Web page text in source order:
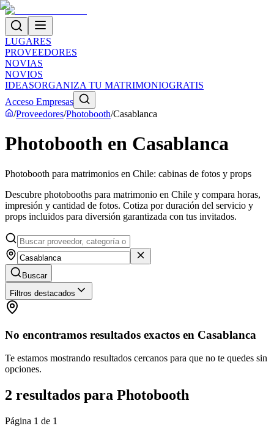
LUGARES
PROVEEDORES
NOVIAS
NOVIOS
IDEASORGANIZA TU MATRIMONIOGRATIS
Acceso Empresas
/Proveedores/Photobooth/Casablanca
Photobooth en Casablanca
Photobooth para matrimonios en Chile: cabinas de fotos y props
Descubre photobooths para matrimonio en Chile y compara horas,
impresión y cantidad de fotos. Cotiza por duración del servicio y
props incluidos para diversión garantizada con tus invitados.
Buscar
Filtros destacados
No encontramos resultados exactos en Casablanca
Te estamos mostrando resultados cercanos para que no te quedes sin
opciones.
2 resultados para Photobooth
Página 1 de 1